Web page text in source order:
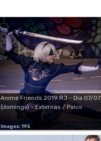
Anime Friends 2019 RJ - Dia 07/07
(domingo) - Externas / Palco
Images: 195